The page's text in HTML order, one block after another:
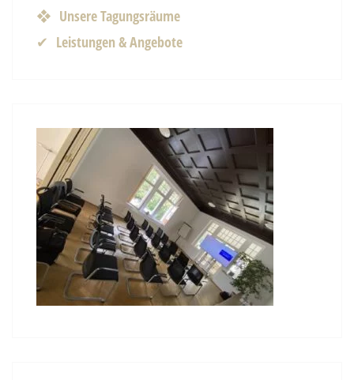
❖ Unsere Tagungsräume
✔ Leistungen & Angebote